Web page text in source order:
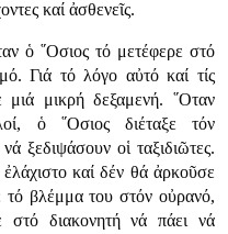
καί ἀσθενεῖς.
ὁ ῞Οσιος τό μετέφερε στό
Γιά τό λόγο αὐτό καί τίς
μιά μικρή δεξαμενή. ῞Οταν
ὁ ῞Οσιος διέταξε τόν
ξεδιψάσουν οἱ ταξιδιῶτες.
ἐλάχιστο καί δέν θά ἀρκοῦσε
τό βλέμμα του στόν οὐρανό,
στό διακονητή νά πάει νά